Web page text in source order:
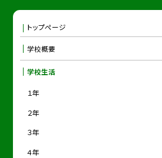
トップページ
学校概要
学校生活
１年
２年
３年
４年